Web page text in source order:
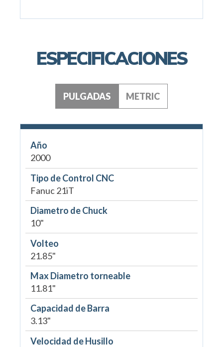
ESPECIFICACIONES
PULGADAS METRIC
Año
2000
Tipo de Control CNC
Fanuc 21iT
Diametro de Chuck
10"
Volteo
21.85"
Max Diametro torneable
11.81"
Capacidad de Barra
3.13"
Velocidad de Husillo